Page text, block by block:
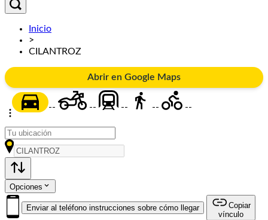
Inicio
>
CILANTROZ
Abrir en Google Maps
-- -- -- -- --
Opciones
Enviar al teléfono instrucciones sobre cómo llegar
Copiar
vínculo